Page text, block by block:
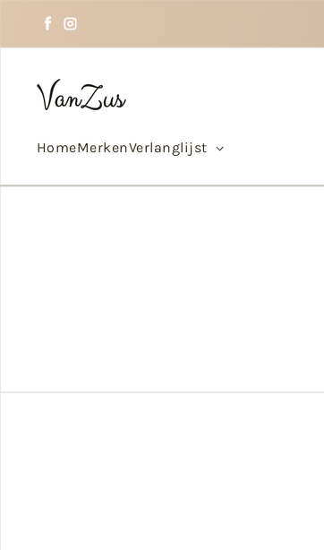
Facebook
Instagram
HomeMerkenVerlanglijst